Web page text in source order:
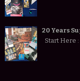
20 Years
Start Here :